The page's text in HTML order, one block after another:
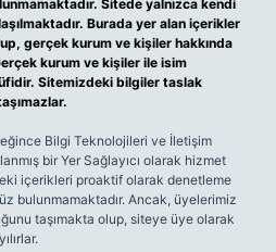
Sitede yalnızca kendi
Burada yer alan içerikler
gerçek kurum ve kişiler hakkında
kurum ve kişiler ile isim
Sitemizdeki bilgiler taslak
Bilgi Teknolojileri ve İletişim
bir Yer Sağlayıcı olarak hizmet
içerikleri proaktif olarak denetleme
bulunmamaktadır. Ancak, üyelerimiz
taşımakta olup, siteye üye olarak